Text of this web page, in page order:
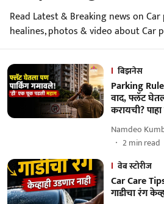
Read Latest & Breaking news on
healines, photos & video about Car
बिझनेस
Parking
वाद, फ्लॅट
करायची?
Namdeo
2min read
वेब स्टोरीज
Car Care
गाडीचा रंग